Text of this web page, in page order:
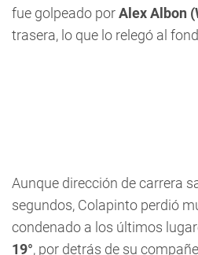
fue golpeado porAlex Albon
trasera, lo que lo relegó al
Aunque dirección de carrera
segundos, Colapinto perdió
condenado a los últimos
19°, por detrás de su